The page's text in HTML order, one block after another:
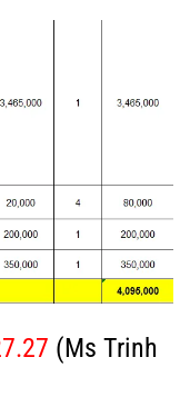
(Ms Trinh